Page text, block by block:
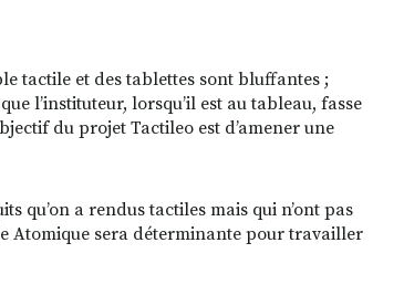
tactile et des tablettes sont bluffantes ;
l’instituteur, lorsqu’il est au tableau, fasse
du projet Tactileo est d’amener une
qu’on a rendus tactiles mais qui n’ont pas
Atomique sera déterminante pour travailler